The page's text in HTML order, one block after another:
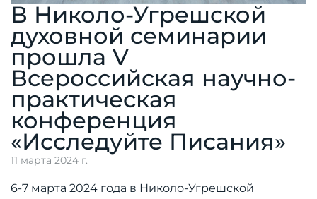
В Николо-Угрешской
духовной семинарии
прошла V
Всероссийская научно-
практическая
конференция
«Исследуйте Писания»
11 марта 2024 г.
6-7 марта 2024 года в Николо-Угрешской